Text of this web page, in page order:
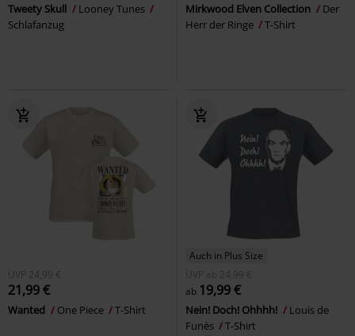
Tweety Skull
Looney Tunes
Schlafanzug
Mirkwood Elven Collection
Der
Herr der Ringe
T-Shirt
UVP 24,99 €
21,99 €
Wanted One Piece T-Shirt
Auch in Plus Size
UVP
ab 24,99 €
ab 19,99 €
Nein! Doch! Ohhhh!
Louis de
Funès
T-Shirt